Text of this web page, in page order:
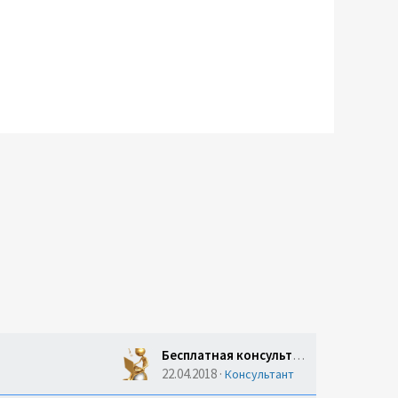
Бесплатная консультация юриста: реальна или подвох?
22.04.2018 Консультант